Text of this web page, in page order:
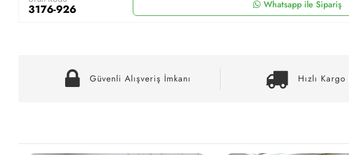
3176-926 Whatsapp ile Sipariş
Güvenli Alışveriş İmkanı Hızlı Kargo